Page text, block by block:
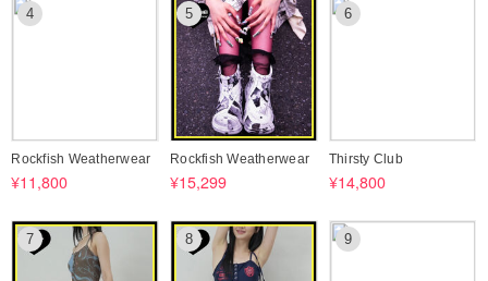
4
Rockfish Weatherwear
¥11,800
5
Rockfish Weatherwear
¥15,299
6
Thirsty Club
¥14,800
7 8 9